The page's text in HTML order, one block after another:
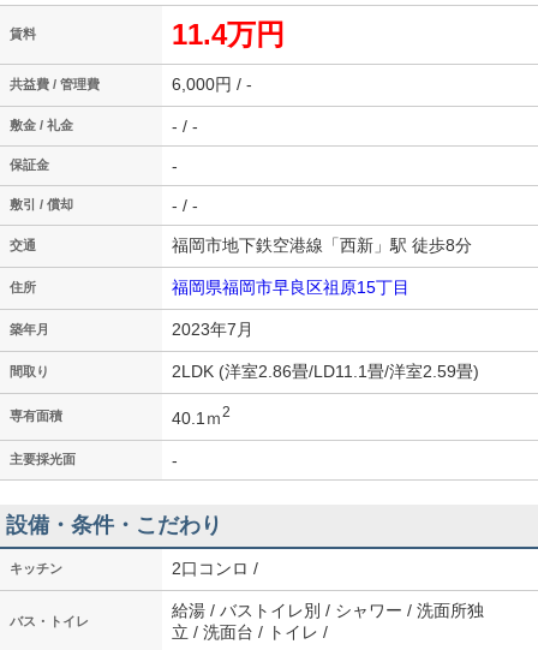
賃料 11.4万円
共益費 / 管理費 6,000円 / -
敷金 / 礼金 - / -
保証金 -
敷引 / 償却 - / -
交通 福岡市地下鉄空港線「西新」駅 徒歩8分
住所 福岡県福岡市早良区祖原15丁目
築年月 2023年7月
間取り 2LDK (洋室2.86畳/LD11.1畳/洋室2.59畳)
専有面積 40.1ｍ2
主要採光面 -
設備・条件・こだわり
キッチン 2口コンロ /
バス・トイレ
給湯 / バストイレ別 / シャワー / 洗面所独
立 / 洗面台 / トイレ /